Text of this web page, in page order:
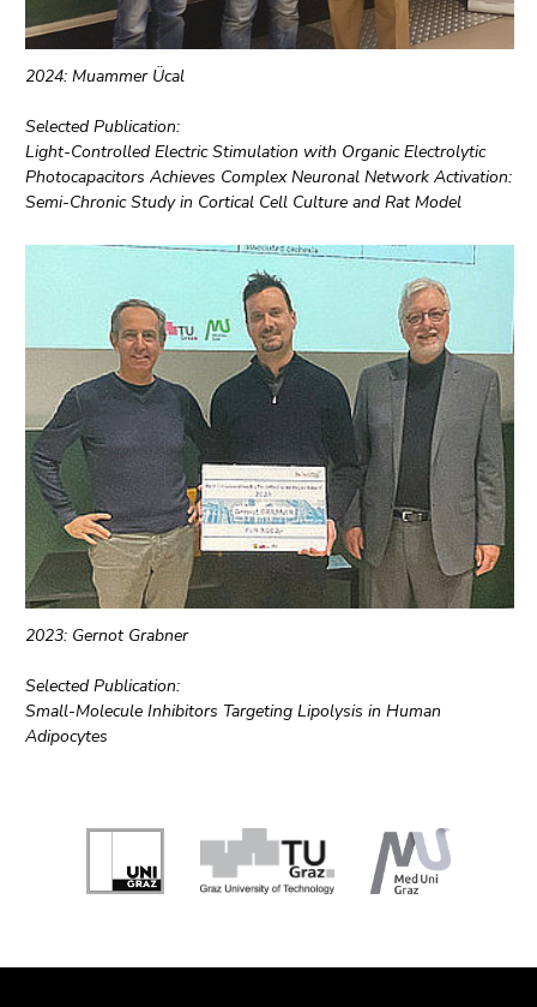
2024: Muammer Ücal
Selected Publication:
Light-Controlled Electric Stimulation with Organic Electrolytic
Photocapacitors Achieves Complex Neuronal Network Activation:
Semi-Chronic Study in Cortical Cell Culture and Rat Model
2023: Gernot Grabner
Selected Publication:
Small-Molecule Inhibitors Targeting Lipolysis in Human
Adipocytes
Seitenbereichs: